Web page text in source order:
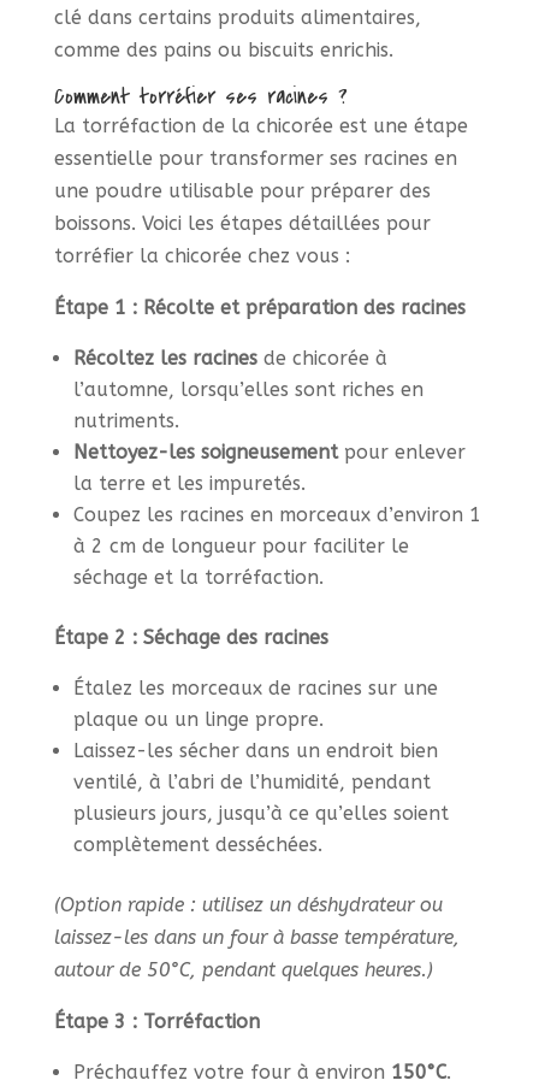
clé dans certains produits alimentaires,
comme des pains ou biscuits enrichis.
Comment torréfier ses racines ?
La torréfaction de la chicorée est une étape
essentielle pour transformer ses racines en
une poudre utilisable pour préparer des
boissons. Voici les étapes détaillées pour
torréfier la chicorée chez vous :
Étape 1 : Récolte et préparation des racines
Récoltez les racinesde chicorée à
l’automne, lorsqu’elles sont riches en
nutriments.
Nettoyez-les soigneusementpour enlever
la terre et les impuretés.
Coupez les racines en morceaux d’environ 1
à 2 cm de longueur pour faciliter le
séchage et la torréfaction.
Étape 2 : Séchage des racines
Étalez les morceaux de racines sur une
plaque ou un linge propre.
Laissez-les sécher dans un endroit bien
ventilé, à l’abri de l’humidité, pendant
plusieurs jours, jusqu’à ce qu’elles soient
complètement desséchées.
(Option rapide : utilisez un déshydrateur ou
laissez-les dans un four à basse température,
autour de 50°C, pendant quelques heures.)
Étape 3 : Torréfaction
Préchauffez votre four à environ 150°C.